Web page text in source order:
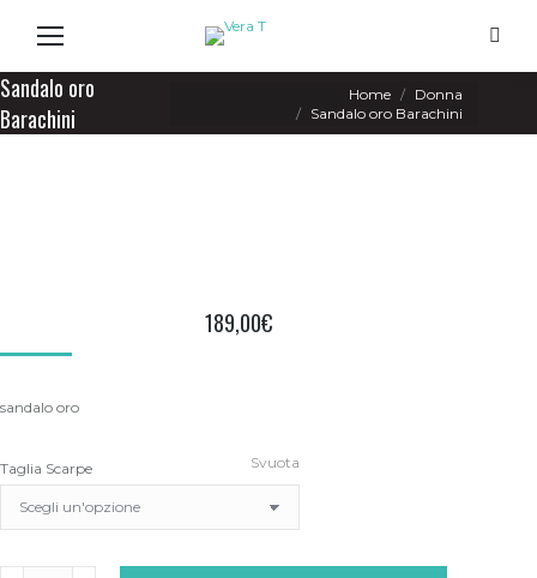
Search:
Sandalo oro
Barachini
Home
Donna
Sandalo oro Barachini
189,00€
sandalo oro
Taglia Scarpe Svuota